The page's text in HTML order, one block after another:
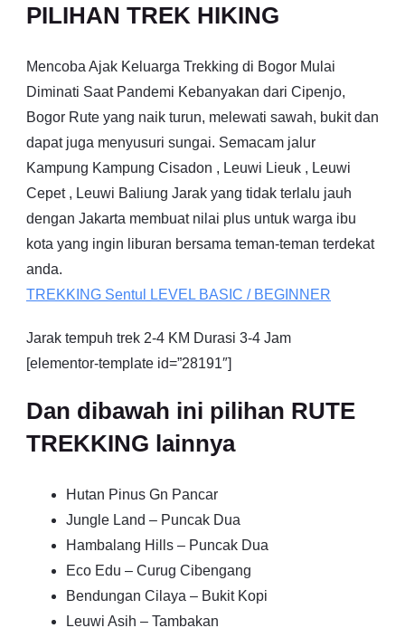
PILIHAN TREK HIKING
Mencoba Ajak Keluarga Trekking di Bogor Mulai
Diminati Saat Pandemi Kebanyakan dari Cipenjo,
Bogor Rute yang naik turun, melewati sawah, bukit dan
dapat juga menyusuri sungai. Semacam jalur
Kampung Kampung Cisadon , Leuwi Lieuk , Leuwi
Cepet , Leuwi Baliung Jarak yang tidak terlalu jauh
dengan Jakarta membuat nilai plus untuk warga ibu
kota yang ingin liburan bersama teman-teman terdekat
anda.
TREKKING Sentul LEVEL BASIC / BEGINNER
Jarak tempuh trek 2-4 KM Durasi 3-4 Jam
[elementor-template id=”28191″]
Dan dibawah ini pilihan RUTE
TREKKING lainnya
Hutan Pinus Gn Pancar
Jungle Land – Puncak Dua
Hambalang Hills – Puncak Dua
Eco Edu – Curug Cibengang
Bendungan Cilaya – Bukit Kopi
Leuwi Asih – Tambakan